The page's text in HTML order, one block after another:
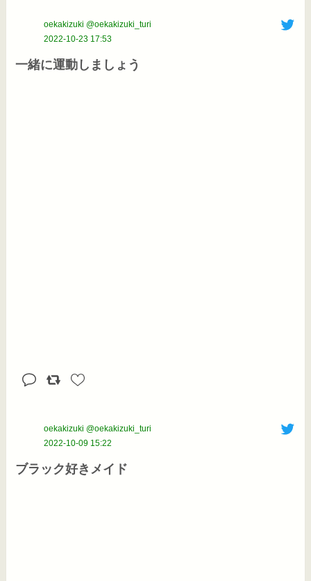
oekakizuki @oekakizuki_turi
2022-10-23 17:53
一緒に運動しましょう
oekakizuki @oekakizuki_turi
2022-10-09 15:22
ブラック好きメイド